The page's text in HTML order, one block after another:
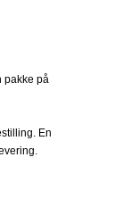
pakke på
En